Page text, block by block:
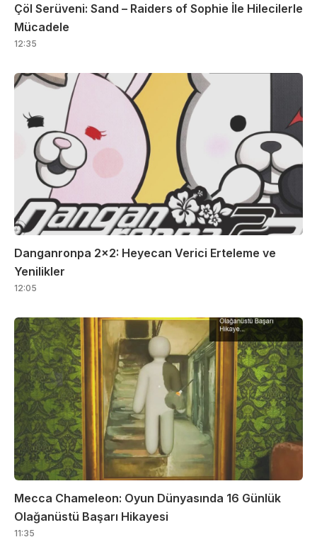
Çöl Serüveni: Sand – Raiders of Sophie İle Hilecilerle
Mücadele
12:35
Danganronpa 2×2: Heyecan Verici Erteleme ve
Yenilikler
12:05
Mecca Chameleon: Oyun Dünyasında 16 Günlük
Olağanüstü Başarı Hikayesi
11:35